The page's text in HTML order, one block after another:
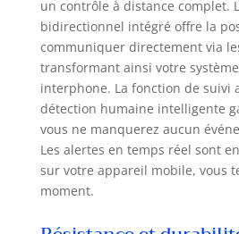
temps, les phares et les
activés pour effrayer
indésirables.
un contrôle à distance complet.
bidirectionnel intégré offre la
communiquer directement via
transformant ainsi votre
interphone. La fonction de suivi
détection humaine intelligente
vous ne manquerez aucun
Les alertes en temps réel sont
sur votre appareil mobile, vous
moment.